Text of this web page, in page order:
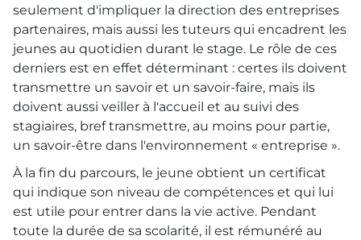
seulement d'impliquer la direction des entreprises
partenaires, mais aussi les tuteurs qui encadrent les
jeunes au quotidien durant le stage. Le rôle de ces
derniers est en effet déterminant : certes ils doivent
transmettre un savoir et un savoir-faire, mais ils
doivent aussi veiller à l'accueil et au suivi des
stagiaires, bref transmettre, au moins pour partie,
un savoir-être dans l'environnement « entreprise ».
À la fin du parcours, le jeune obtient un certificat
qui indique son niveau de compétences et qui lui
est utile pour entrer dans la vie active. Pendant
toute la durée de sa scolarité, il est rémunéré au